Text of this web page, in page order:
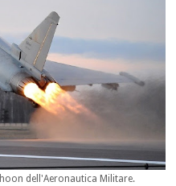
dell'Aeronautica Militare.